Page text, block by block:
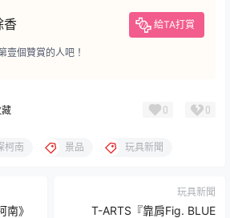
香 給TA打賞
壹個贊賞的人吧！
藏 0 0
柯南 景品 玩具新聞
南》
玩具新聞
T-ARTS『靠肩Fig. BLUE